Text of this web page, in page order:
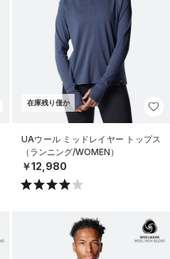
在庫残り僅か
UAウール ミッドレイヤー トップス
（ランニング/WOMEN）
￥12,980